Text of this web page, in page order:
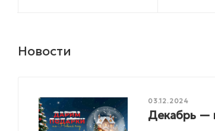
Новости
03.12.2024
Декабрь —